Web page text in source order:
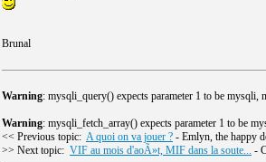
Brunal
Warning: mysqli_query() expects parameter 1 to be mysqli,
Warning: mysqli_fetch_array() expects parameter 1 to be
<< Previous topic: A quoi on va jouer ? - Emlyn, the happy
>> Next topic: VIF au mois d'aoÃ»t, MIF dans la soute... -